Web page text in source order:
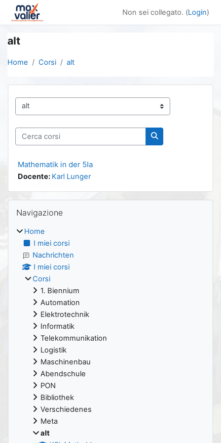
Vai al contenuto principale
Non sei collegato. (Login)
alt
Home Corsi alt
Categorie di corso
Cerca corsi
Cerca corsi
Mathematik in der 5Ia
Docente: Karl Lunger
Blocchi
Navigazione
Home
I miei corsi
Nachrichten
I miei corsi
Corsi
1. Biennium
Automation
Elektrotechnik
Informatik
Telekommunikation
Logistik
Maschinenbau
Abendschule
PON
Bibliothek
Verschiedenes
Meta
alt